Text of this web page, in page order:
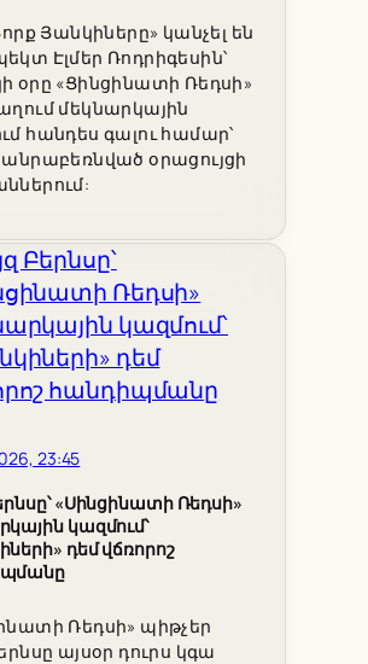
Յանկիները» կանչել են
Էլմեր Ռոդրիգեսին՝
օրը «Ցինցինատի Ռեդսի»
մեկնարկային
հանդես գալու համար՝
օրացույցի
23:45
«Սինցինատի Ռեդսի»
կազմում՝
դեմ վճռորոշ
Ռեդսի» պիթչեր
այսօր դուրս կգա